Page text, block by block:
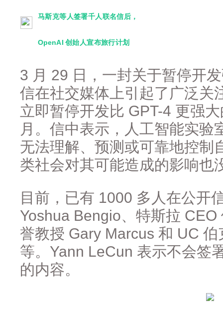
马斯克等人签署千人联名信后，
OpenAI 创始人宣布旅行计划
3 月 29 日，一封关于暂停开
信在社交媒体上引起了广泛关
立即暂停开发比 GPT-4 更强
月。信中表示，人工智能实验
无法理解、预测或可靠地控制
类社会对其可能造成的影响也
目前，已有 1000 多人在公开
Yoshua Bengio、特斯拉
誉教授 Gary Marcus 和 UC
等。Yann LeCun 表示不会签
的内容。